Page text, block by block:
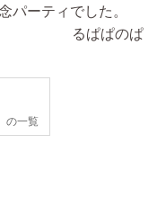
パーティでした。
るぱぱのぱ
の一覧